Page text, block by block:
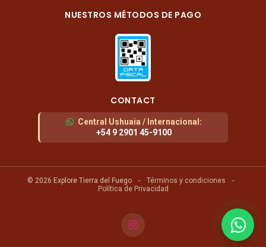
NUESTROS MÉTODOS DE PAGO
CONTACT
Central Ushuaia / Internacional :
+54 9 2901 45-9100
© 2026 Explore Tierra del Fuego - Términos y condiciones
-
Política de Privacidad